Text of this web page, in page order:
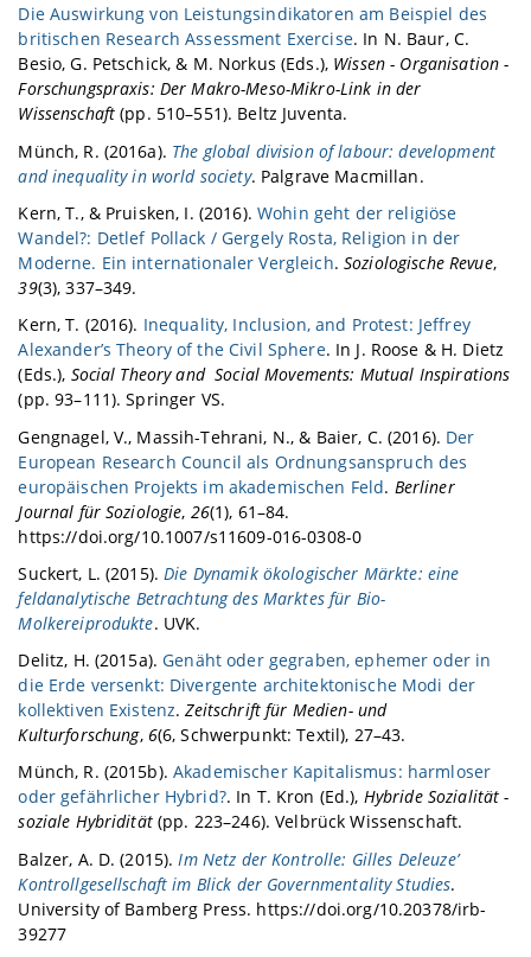
Die Auswirkung von Leistungsindikatoren am Beispiel des
britischen Research Assessment Exercise. In N. Baur, C.
Besio, G. Petschick, & M. Norkus (Eds.), Wissen - Organisation -
Forschungspraxis: Der Makro-Meso-Mikro-Link in der
Wissenschaft (pp. 510–551). Beltz Juventa.
Münch, R. (2016a). The global division of labour: development
and inequality in world society. Palgrave Macmillan.
Kern, T., & Pruisken, I. (2016).Wohin geht der religiöse
Wandel?: Detlef Pollack / Gergely Rosta, Religion in der
Moderne. Ein internationaler Vergleich. Soziologische Revue,
39(3), 337–349.
Kern, T. (2016). Inequality, Inclusion, and Protest: Jeffrey
Alexander’s Theory of the Civil Sphere. In J. Roose & H. Dietz
(Eds.), Social Theory and Social Movements: Mutual Inspirations
(pp. 93–111). Springer VS.
Gengnagel, V., Massih-Tehrani, N., & Baier, C. (2016). Der
European Research Council als Ordnungsanspruch des
europäischen Projekts im akademischen Feld. Berliner
Journal für Soziologie, 26(1), 61–84.
https://doi.org/10.1007/s11609-016-0308-0
Suckert, L. (2015).Die Dynamik ökologischer Märkte: eine
feldanalytische Betrachtung des Marktes für Bio-
Molkereiprodukte. UVK.
Delitz, H. (2015a).Genäht oder gegraben, ephemer oder in
die Erde versenkt: Divergente architektonische Modi der
kollektiven Existenz.Zeitschrift für Medien- und
Kulturforschung, 6(6, Schwerpunkt: Textil), 27–43.
Münch, R. (2015b).Akademischer Kapitalismus: harmloser
oder gefährlicher Hybrid?. In T. Kron (Ed.), Hybride Sozialität -
soziale Hybridität(pp. 223–246). Velbrück Wissenschaft.
Balzer, A. D. (2015). Im Netz der Kontrolle: Gilles Deleuze’
Kontrollgesellschaft im Blick der Governmentality Studies.
University of Bamberg Press. https://doi.org/10.20378/irb-
39277